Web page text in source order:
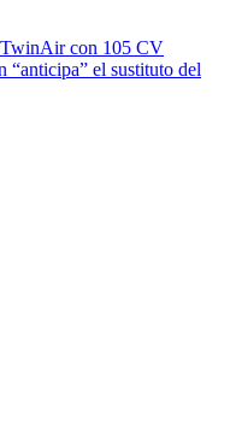
con 105 CV
el sustituto del